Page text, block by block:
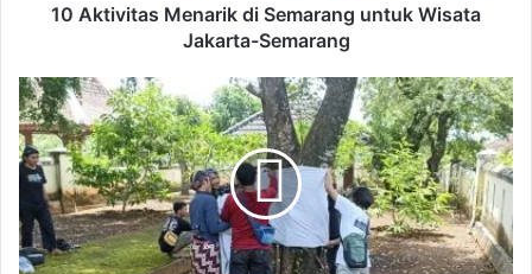
e
n
a
r
d
i
10 Aktivitas Menarik di Semarang untuk Wisata
Jakarta-Semarang
Y
a
y
a
n
L